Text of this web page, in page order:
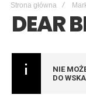
Strona główna
DEAR
NIE
DO